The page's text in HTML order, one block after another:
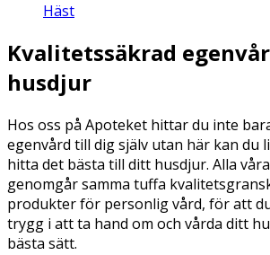
Häst
Kvalitetssäkrad
husdjur
Hos oss på Apoteket hittar du inte
egenvård till dig själv utan här kan du
hitta det bästa till ditt husdjur. Alla
genomgår samma tuffa
produkter för personlig vård, för att
trygg i att ta hand om och vårda ditt
bästa sätt.